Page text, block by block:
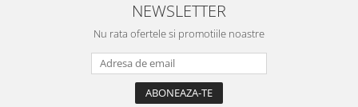
NEWSLETTER
Nu rata ofertele si promotiile noastre